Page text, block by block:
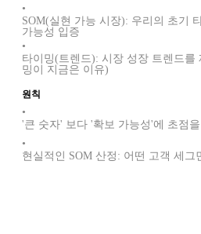
•
SOM(실현 가능 시장): 우리의 초기
가능성 입증
•
타이밍(트렌드): 시장 성장 트렌드
밍이 지금은 이유)
원칙
•
'큰 숫자' 보다 '확보 가능성'에 초점
•
현실적인 SOM 산정: 어떤 고객 세